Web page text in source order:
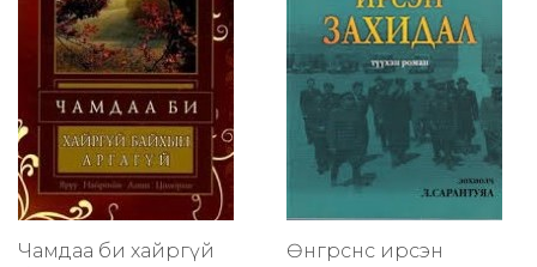
Чамдаа би хайргүй
Өнгөрснөөс ирсэн